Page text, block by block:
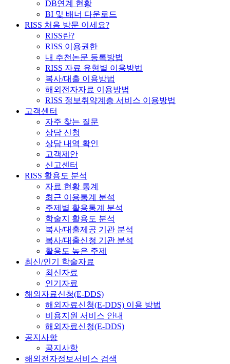
DB연계 현황
BI 및 배너 다운로드
RISS 처음 방문 이세요?
RISS란?
RISS 이용권한
내 추천논문 등록방법
RISS 자료 유형별 이용방법
복사/대출 이용방법
해외전자자료 이용방법
RISS 정보취약계층 서비스 이용방법
고객센터
자주 찾는 질문
상담 신청
상담 내역 확인
고객제안
신고센터
RISS 활용도 분석
자료 현황 통계
최근 이용통계 분석
주제별 활용통계 분석
학술지 활용도 분석
복사/대출제공 기관 분석
복사/대출신청 기관 분석
활용도 높은 주제
최신/인기 학술자료
최신자료
인기자료
해외자료신청(E-DDS)
해외자료신청(E-DDS) 이용 방법
비용지원 서비스 안내
해외자료신청(E-DDS)
공지사항
공지사항
해외전자정보서비스 검색